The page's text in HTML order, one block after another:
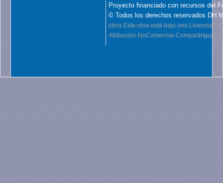
Proyecto financiado con recursos del
© Todos los derechos reservados DH
cbna Esta obra está bajo una Licencia
Atribución-NoComercial-CompartirIgual